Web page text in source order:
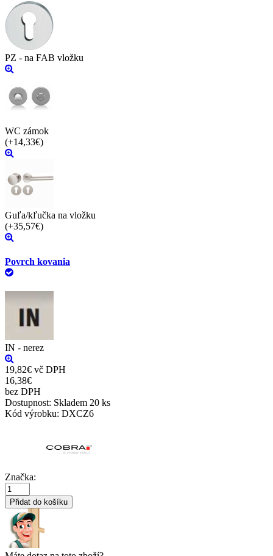
PZ - na FAB vložku
WC zámok
(+14,33€)
Guľa/kľučka na vložku
(+35,57€)
Povrch kovania
IN - nerez
19,82€ vč DPH
16,38€
bez DPH
Dostupnost: Skladem 20 ks
Kód výrobku: DXCZ6
Značka:
Přidat do košíku